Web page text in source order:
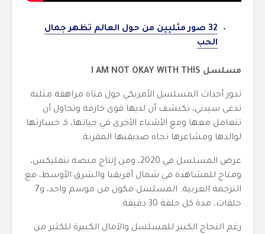
32 صور مثليين من حول العالم تظهر جمال
الحب
مسلسل I AM NOT OKAY WITH THIS
تدور أحداث المسلسل الأمريكي حول فتاة مراهقة مثلية
تدعى سيدني، تكتشف أن لديها قوى خارقة وتحاول أن
تتعامل معها ومع الأشياء الأخرى في حياتها، كـ خسارتها
لوالدها ومشاعرها تجاه صديقتها المقربة.
عرض المسلسل في 2020، ومن إنتاج منصة نتفليكس،
ومتاح للمشاهدة في شمال أفريقيا والشرق الأوسط، مع
الترجمة العربية. المسلسل مكون من موسم واحد، و7
حلقات، مدة كل حلقة 30 دقيقة.
رغم النجاح الكبير للمسلسل والآمال الكبيرة للكثير من